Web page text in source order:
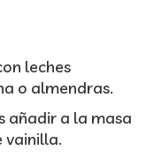
leches
o almendras.
añadir a la masa
vainilla.